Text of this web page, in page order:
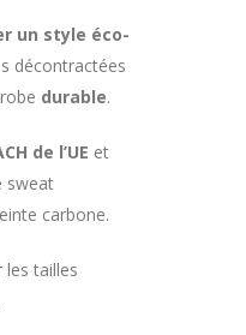
un style éco-
décontractées
durable.
de l’UE et
sweat
carbone.
les tailles